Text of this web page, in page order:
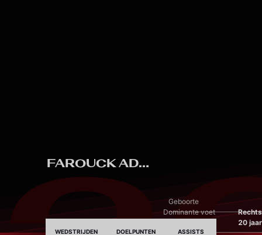
FAROUCK ADEKAMI
Dominante voet Rechts
Geboorte
20 jaar
WEDSTRIJDEN DOELPUNTEN ASSISTS